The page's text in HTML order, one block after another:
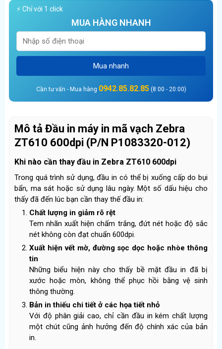
⚡ Chỉ với 1 click
MUA HÀNG NHANH
Mua nhanh
Cần tư vấn - Mua hàng 0942.85.82.85(8:00 - 20:00)
Mô tả Đầu in máy in mã vạch Zebra
ZT610 600dpi (P/N P1083320-012)
Khi nào cần thay đầu in Zebra ZT610 600dpi
Trong quá trình sử dụng, đầu in có thể bị xuống cấp do bụi
bẩn, ma sát hoặc sử dụng lâu ngày. Một số dấu hiệu cho
thấy đã đến lúc bạn cần thay thế đầu in:
Chất lượng in giảm rõ rệt
Tem nhãn xuất hiện chấm trắng, đứt nét hoặc độ sắc
nét không còn đạt chuẩn 600dpi.
Xuất hiện vết mờ, đường sọc dọc hoặc nhòe thông
tin
Những biểu hiện này cho thấy bề mặt đầu in đã bị
xước hoặc mòn, không thể phục hồi bằng vệ sinh
thông thường.
Bản in thiếu chi tiết ở các họa tiết nhỏ
Với độ phân giải cao, chỉ cần đầu in kém chất lượng
một chút cũng ảnh hưởng đến độ chính xác của bản
in.